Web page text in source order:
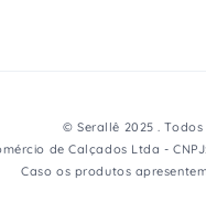
© Serallê 2025 .
de Calçados Ltda -
Caso os produtos